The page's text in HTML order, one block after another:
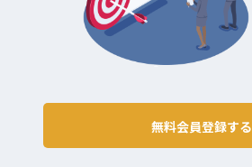
無料会員登録する